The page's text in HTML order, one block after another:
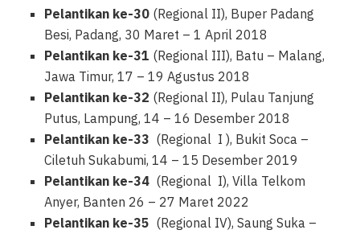
Pelantikan ke-30 (Regional II), Buper Padang
Besi, Padang, 30 Maret – 1 April 2018
Pelantikan ke-31 (Regional III), Batu – Malang,
Jawa Timur, 17 – 19 Agustus 2018
Pelantikan ke-32 (Regional II), Pulau Tanjung
Putus, Lampung, 14 – 16 Desember 2018
Pelantikan ke-33 (Regional I ), Bukit Soca –
Ciletuh Sukabumi, 14 – 15 Desember 2019
Pelantikan ke-34 (Regional I), Villa Telkom
Anyer, Banten 26 – 27 Maret 2022
Pelantikan ke-35 (Regional IV), Saung Suka –